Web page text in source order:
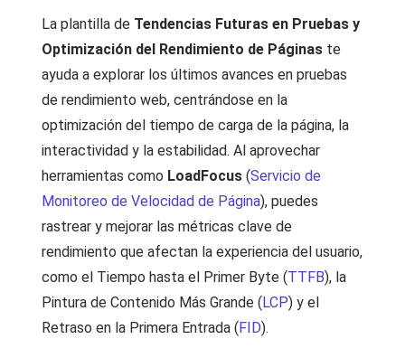
La plantilla de Tendencias Futuras en Pruebas y
Optimización del Rendimiento de Páginas te
ayuda a explorar los últimos avances en pruebas
de rendimiento web, centrándose en la
optimización del tiempo de carga de la página, la
interactividad y la estabilidad. Al aprovechar
herramientas como LoadFocus (Servicio de
Monitoreo de Velocidad de Página), puedes
rastrear y mejorar las métricas clave de
rendimiento que afectan la experiencia del usuario,
como el Tiempo hasta el Primer Byte (TTFB), la
Pintura de Contenido Más Grande (LCP) y el
Retraso en la Primera Entrada (FID).